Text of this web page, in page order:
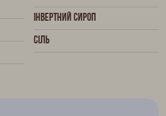
Інвертний сироп
Сіль